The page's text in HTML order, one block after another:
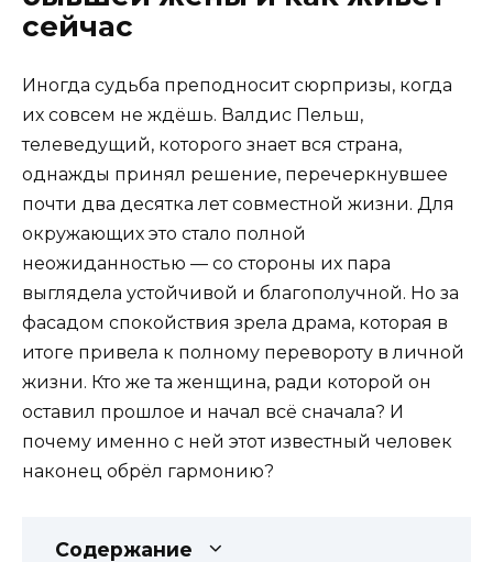
сейчас
Иногда судьба преподносит сюрпризы, когда
их совсем не ждёшь. Валдис Пельш,
телеведущий, которого знает вся страна,
однажды принял решение, перечеркнувшее
почти два десятка лет совместной жизни. Для
окружающих это стало полной
неожиданностью — со стороны их пара
выглядела устойчивой и благополучной. Но за
фасадом спокойствия зрела драма, которая в
итоге привела к полному перевороту в личной
жизни. Кто же та женщина, ради которой он
оставил прошлое и начал всё сначала? И
почему именно с ней этот известный человек
наконец обрёл гармонию?
Содержание